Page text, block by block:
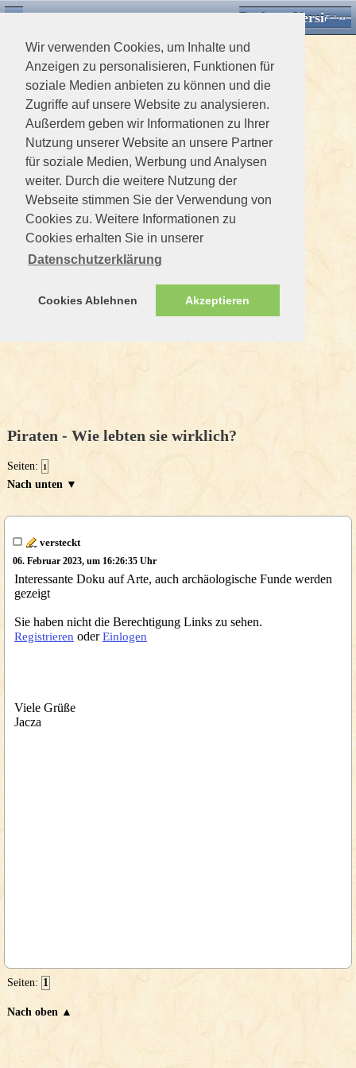
Wir verwenden Cookies, um Inhalte und
Anzeigen zu personalisieren, Funktionen für
soziale Medien anbieten zu können und die
Zugriffe auf unsere Website zu analysieren.
Außerdem geben wir Informationen zu Ihrer
Nutzung unserer Website an unsere Partner
für soziale Medien, Werbung und Analysen
weiter. Durch die weitere Nutzung der
Webseite stimmen Sie der Verwendung von
Cookies zu. Weitere Informationen zu
Cookies erhalten Sie in unserer
Datenschutzerklärung
Cookies Ablehnen Akzeptieren
Desktop VersionEinloggen
Piraten - Wie lebten sie wirklich?
Seiten: 1
Nach unten ▼
versteckt
06. Februar 2023, um 16:26:35 Uhr
Interessante Doku auf Arte, auch archäologische Funde werden
gezeigt
Sie haben nicht die Berechtigung Links zu sehen.
Registrieren oderEinlogen
Viele Grüße
Jacza
Seiten: 1
Nach oben ▲